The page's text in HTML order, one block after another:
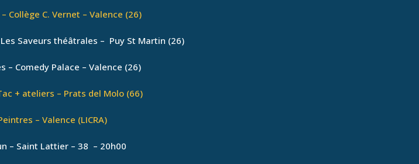
Collège C. Vernet – Valence (26)
Saveurs théâtrales – Puy St Martin (26)
– Comedy Palace – Valence (26)
+ ateliers – Prats del Molo (66)
– Valence (LICRA)
– Saint Lattier – 38 – 20h00